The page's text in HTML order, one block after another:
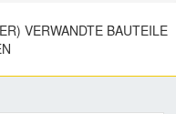
VERWANDTE BAUTEILE